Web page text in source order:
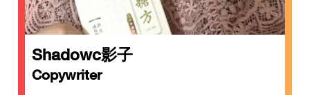
Shadowc影子
Copywriter